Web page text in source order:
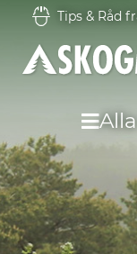
Tips & Råd